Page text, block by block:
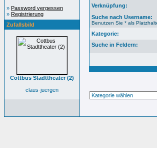
» Password vergessen
» Registrierung
Zufallsbild
Cottbus Stadttheater (2)
claus-juergen
Verknüpfung:
Suche nach Username:
Benutzen Sie * als
Kategorie:
Suche in Feldern: